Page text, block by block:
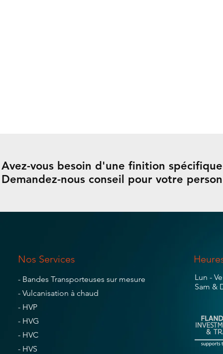
Avez-vous besoin d'une finition
Demandez-nous conseil pour votre
Nos Services
- Bandes Transporteuses sur mesure
- Vulcanisation à chaud
- HVP
- HVG
- HVC
- HVS
Lun -
Sam &